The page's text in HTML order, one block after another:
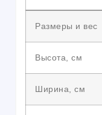
Размеры и вес
Высота, см
Ширина, см